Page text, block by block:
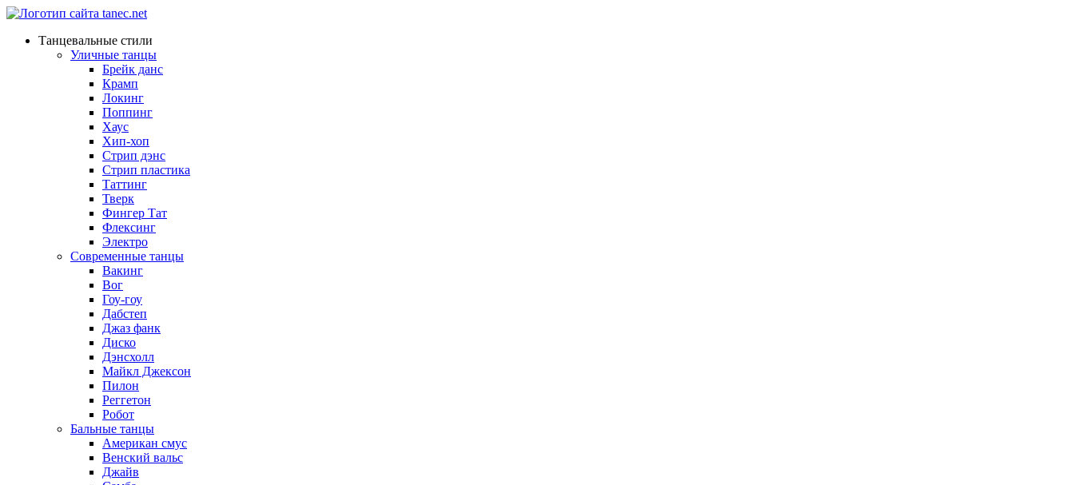
Танцевальные стили
Уличные танцы
Брейк данс
Крамп
Локинг
Поппинг
Хаус
Хип-хоп
Стрип дэнс
Стрип пластика
Таттинг
Тверк
Фингер Тат
Флексинг
Электро
Современные танцы
Вакинг
Вог
Гоу-гоу
Дабстеп
Джаз фанк
Диско
Дэнсхолл
Майкл Джексон
Пилон
Реггетон
Робот
Бальные танцы
Американ смус
Венский вальс
Джайв